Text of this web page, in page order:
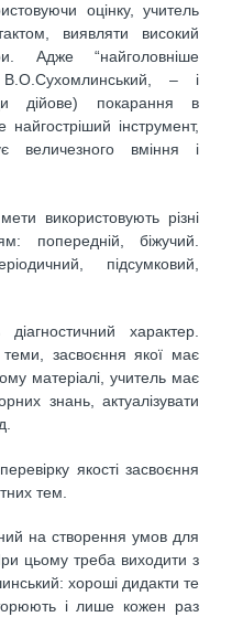
оцінку, учитель
виявляти високий
Адже “найголовніше
– і
дійове) покарання в
найгостріший інструмент,
величезного вміння і
використовують різні
попередній, біжучий.
підсумковий,
характер.
засвоєння якої має
матеріалі, учитель має
знань, актуалізувати
якості засвоєння
тем.
на створення умов для
цьому треба виходити з
хороші дидакти те
і лише кожен раз